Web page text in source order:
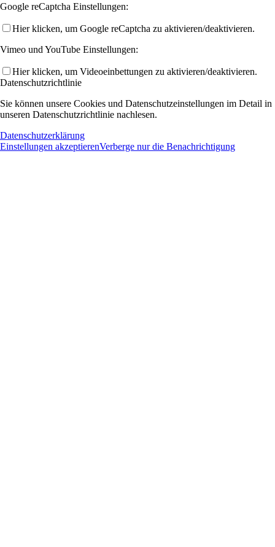
Google reCaptcha Einstellungen:
Hier klicken, um Google reCaptcha zu aktivieren/deaktivieren.
Vimeo und YouTube Einstellungen:
Hier klicken, um Videoeinbettungen zu aktivieren/deaktivieren.
Datenschutzrichtlinie
Sie können unsere Cookies und Datenschutzeinstellungen im Detail in
unseren Datenschutzrichtlinie nachlesen.
Datenschutzerklärung
Einstellungen akzeptierenVerberge nur die Benachrichtigung